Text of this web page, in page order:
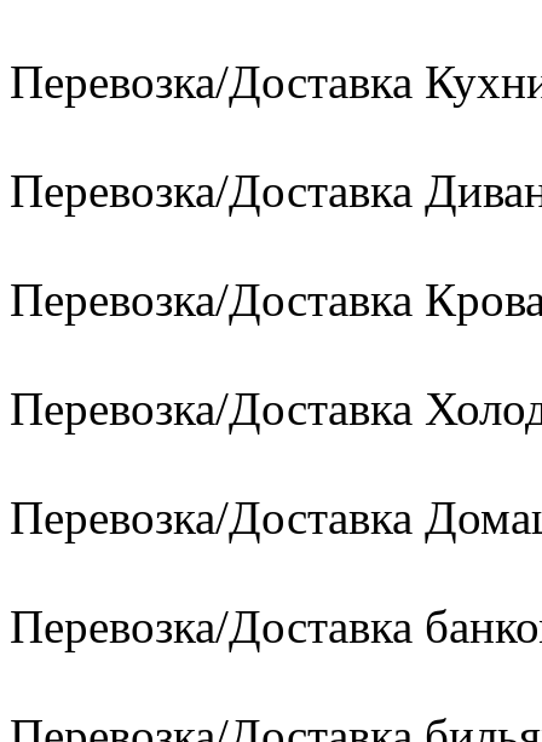
Перевозка/Доставка
Перевозка/Доставка
Перевозка/Доставка
Перевозка/Доставка
Перевозка/Доставка
Перевозка/Доставка